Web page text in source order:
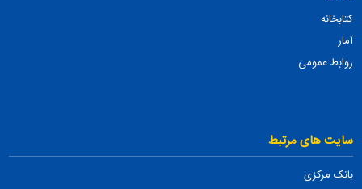
کتابخانه
آمار
روابط عمومی
سایت های مرتبط
بانک مرکزی